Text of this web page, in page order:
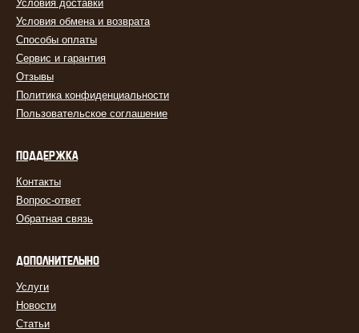
Условия доставки
Условия обмена и возврата
Способы оплаты
Сервис и гарантия
Отзывы
Политика конфиденциальности
Пользовательское соглашение
ПОДДЕРЖКА
Контакты
Вопрос-ответ
Обратная связь
ДОПОЛНИТЕЛЬНО
Услуги
Новости
Статьи